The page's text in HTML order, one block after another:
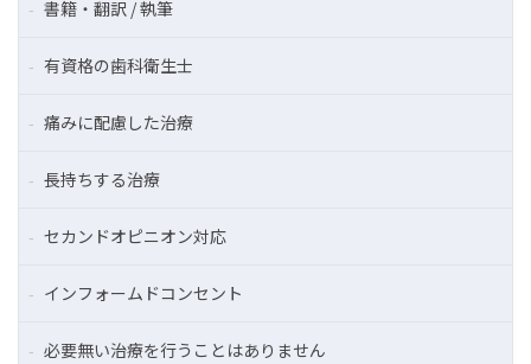
書籍・翻訳 / 執筆
有資格の歯科衛生士
痛みに配慮した治療
長持ちする治療
セカンドオピニオン対応
インフォームドコンセント
必要無い治療を行うことはありません